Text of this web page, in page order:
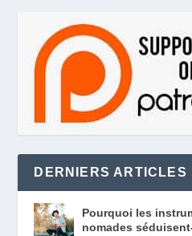
DERNIERS ARTICLES
Pourquoi les
nomades